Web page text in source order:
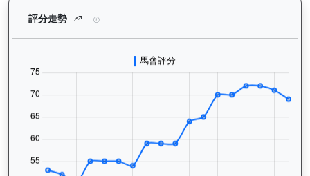
評分走勢 中華英雄（G402）— 評分走勢圖表：追蹤香